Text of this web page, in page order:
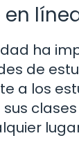
ha
de
a los